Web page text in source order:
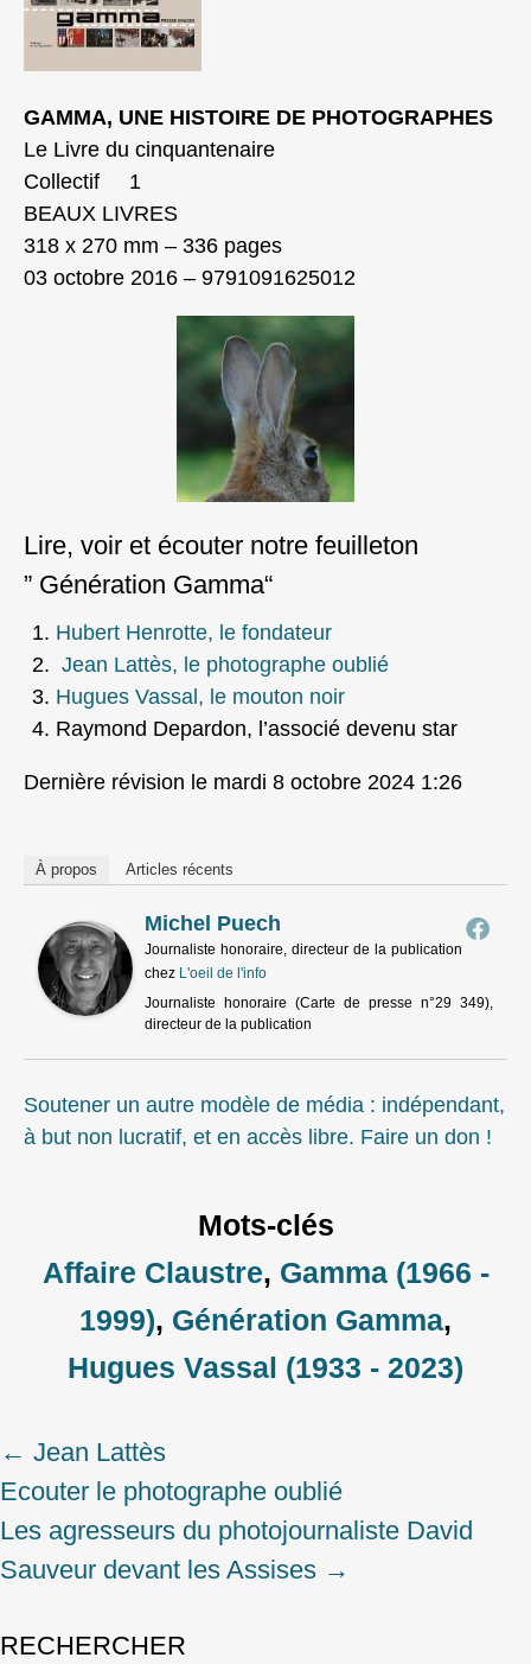
GAMMA, UNE HISTOIRE DE PHOTOGRAPHES
Le Livre du cinquantenaire
Collectif 1
BEAUX LIVRES
318 x 270 mm – 336 pages
03 octobre 2016 – 9791091625012
Lire, voir et écouter notre feuilleton
” Génération Gamma“
Hubert Henrotte, le fondateur
Jean Lattès, le photographe oublié
Hugues Vassal, le mouton noir
Raymond Depardon, l’associé devenu star
Dernière révision le mardi 8 octobre 2024 1:26
À propos Articles récents
Michel Puech
Journaliste honoraire, directeur de la publication
chez L'oeil de l'info
Journaliste honoraire (Carte de presse n°29 349),
directeur de la publication
Soutener un autre modèle de média : indépendant,
à but non lucratif, et en accès libre. Faire un don !
Mots-clés
Affaire Claustre, Gamma (1966 -
1999), Génération Gamma,
Hugues Vassal (1933 - 2023)
Post
navigation
← Jean Lattès
Ecouter le photographe oublié
Les agresseurs du photojournaliste David
Sauveur devant les Assises →
RECHERCHER